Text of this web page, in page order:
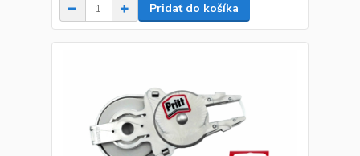
Pridať do košíka